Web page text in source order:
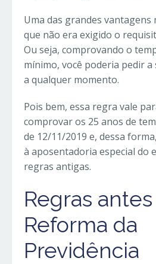
Uma das grandes
que não era exigido o
Ou seja, comprovando o
mínimo, você poderia pedir
a qualquer momento.
Pois bem, essa regra vale
comprovar os 25 anos de
de 12/11/2019 e, dessa
à aposentadoria especial do
regras antigas.
Regras
Reforma da
Previdência